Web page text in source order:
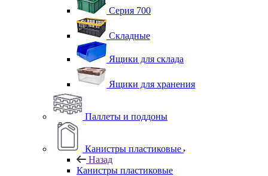
Серия 700
Складные
Ящики для склада
Ящики для хранения
Паллеты и поддоны
Канистры пластиковые
Назад
Канистры пластиковые